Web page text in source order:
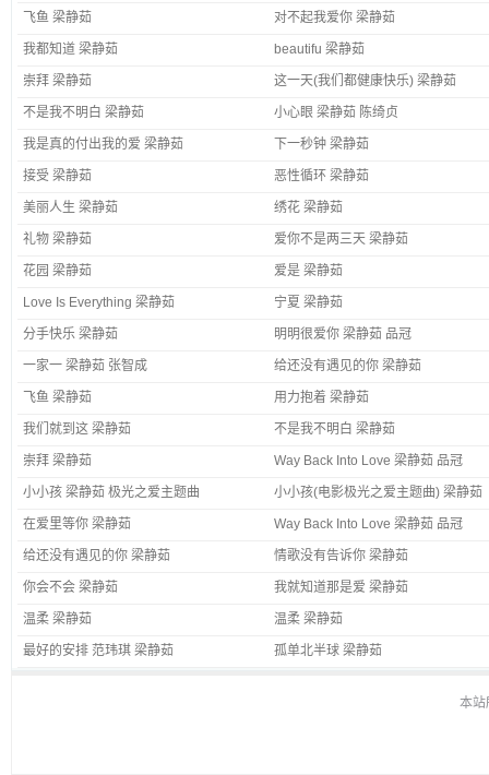
飞鱼 梁静茹 对不起我爱你 梁静茹
我都知道 梁静茹 beautifu 梁静茹
崇拜 梁静茹 这一天(我们都健康快乐) 梁静茹
不是我不明白 梁静茹 小心眼 梁静茹 陈绮贞
我是真的付出我的爱 梁静茹 下一秒钟 梁静茹
接受 梁静茹 恶性循环 梁静茹
美丽人生 梁静茹 绣花 梁静茹
礼物 梁静茹 爱你不是两三天 梁静茹
花园 梁静茹 爱是 梁静茹
Love Is Everything 梁静茹 宁夏 梁静茹
分手快乐 梁静茹 明明很爱你 梁静茹 品冠
一家一 梁静茹 张智成 给还没有遇见的你 梁静茹
飞鱼 梁静茹 用力抱着 梁静茹
我们就到这 梁静茹 不是我不明白 梁静茹
崇拜 梁静茹 Way Back Into Love 梁静茹 品冠
小小孩 梁静茹 极光之爱主题曲 小小孩(电影极光之爱主题曲) 梁静茹
在爱里等你 梁静茹 Way Back Into Love 梁静茹 品冠
给还没有遇见的你 梁静茹 情歌没有告诉你 梁静茹
你会不会 梁静茹 我就知道那是爱 梁静茹
温柔 梁静茹 温柔 梁静茹
最好的安排 范玮琪 梁静茹 孤单北半球 梁静茹
本站